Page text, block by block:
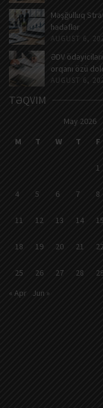
Məşğulluq
hədəflər
AUGUST 6,
ƏDV
orqanı özü
AUGUST 6,
TƏQVIM
May 2026
M
T W T F
1
4 5 6 7 8
11 12 13 14 15
18 19 20 21
25 26 27 28
« Apr
Jun »